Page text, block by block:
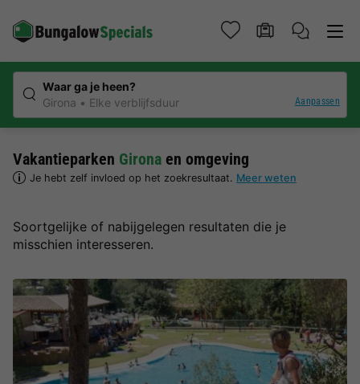
Waar ga je heen?
Girona
Elke verblijfsduur Aanpassen
Vakantieparken Girona en omgeving
Je hebt zelf invloed op het zoekresultaat. Meer weten
Soortgelijke of nabijgelegen resultaten die je
misschien interesseren.